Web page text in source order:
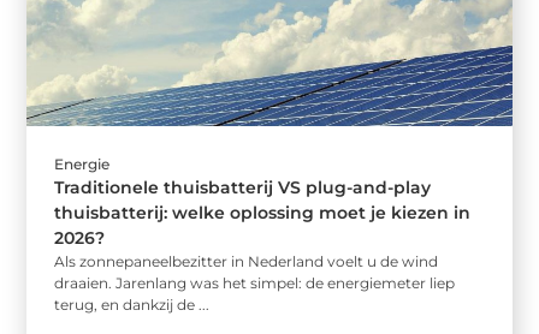
Energie
Traditionele thuisbatterij VS plug-and-play
thuisbatterij: welke oplossing moet je kiezen in
2026?
Als zonnepaneelbezitter in Nederland voelt u de wind
draaien. Jarenlang was het simpel: de energiemeter liep
terug, en dankzij de ...